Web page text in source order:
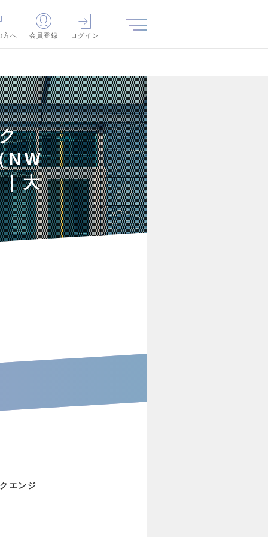
方へ
会員登録 ログイン
NW
大
エンジ